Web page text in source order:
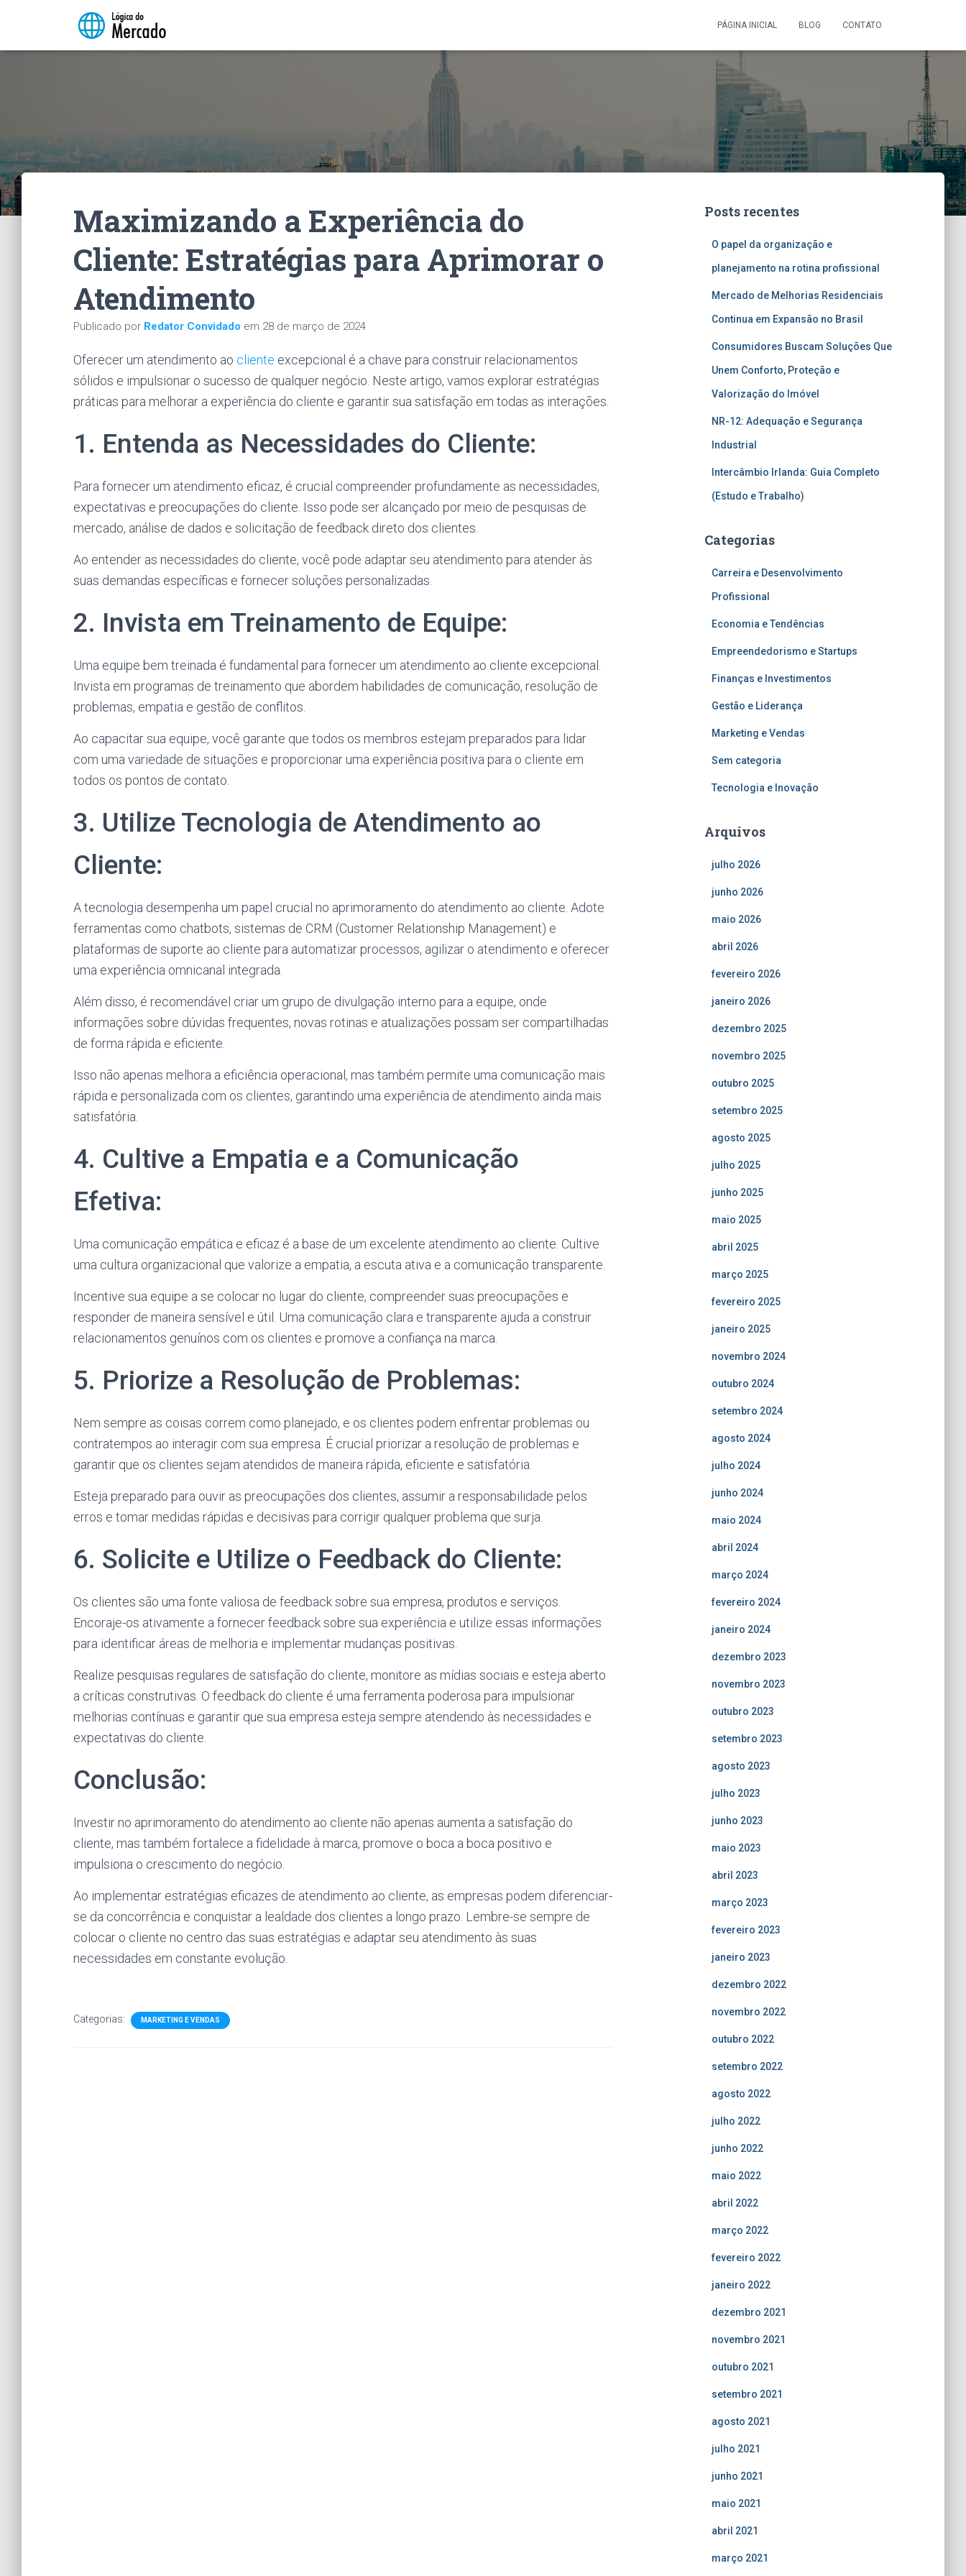
PÁGINA INICIAL BLOG CONTATO
Maximizando a Experiência do
Cliente: Estratégias para Aprimorar o
Atendimento
Publicado por Redator Convidado em 28 de março de 2024
Oferecer um atendimento ao cliente excepcional é a chave para construir relacionamentos
sólidos e impulsionar o sucesso de qualquer negócio. Neste artigo, vamos explorar estratégias
práticas para melhorar a experiência do cliente e garantir sua satisfação em todas as interações.
1. Entenda as Necessidades do Cliente:
Para fornecer um atendimento eficaz, é crucial compreender profundamente as necessidades,
expectativas e preocupações do cliente. Isso pode ser alcançado por meio de pesquisas de
mercado, análise de dados e solicitação de feedback direto dos clientes.
Ao entender as necessidades do cliente, você pode adaptar seu atendimento para atender às
suas demandas específicas e fornecer soluções personalizadas.
2. Invista em Treinamento de Equipe:
Uma equipe bem treinada é fundamental para fornecer um atendimento ao cliente excepcional.
Invista em programas de treinamento que abordem habilidades de comunicação, resolução de
problemas, empatia e gestão de conflitos.
Ao capacitar sua equipe, você garante que todos os membros estejam preparados para lidar
com uma variedade de situações e proporcionar uma experiência positiva para o cliente em
todos os pontos de contato.
3. Utilize Tecnologia de Atendimento ao
Cliente:
A tecnologia desempenha um papel crucial no aprimoramento do atendimento ao cliente. Adote
ferramentas como chatbots, sistemas de CRM (Customer Relationship Management) e
plataformas de suporte ao cliente para automatizar processos, agilizar o atendimento e oferecer
uma experiência omnicanal integrada.
Além disso, é recomendável criar um grupo de divulgação interno para a equipe, onde
informações sobre dúvidas frequentes, novas rotinas e atualizações possam ser compartilhadas
de forma rápida e eficiente.
Isso não apenas melhora a eficiência operacional, mas também permite uma comunicação mais
rápida e personalizada com os clientes, garantindo uma experiência de atendimento ainda mais
satisfatória.
4. Cultive a Empatia e a Comunicação
Efetiva:
Uma comunicação empática e eficaz é a base de um excelente atendimento ao cliente. Cultive
uma cultura organizacional que valorize a empatia, a escuta ativa e a comunicação transparente.
Incentive sua equipe a se colocar no lugar do cliente, compreender suas preocupações e
responder de maneira sensível e útil. Uma comunicação clara e transparente ajuda a construir
relacionamentos genuínos com os clientes e promove a confiança na marca.
5. Priorize a Resolução de Problemas:
Nem sempre as coisas correm como planejado, e os clientes podem enfrentar problemas ou
contratempos ao interagir com sua empresa. É crucial priorizar a resolução de problemas e
garantir que os clientes sejam atendidos de maneira rápida, eficiente e satisfatória.
Esteja preparado para ouvir as preocupações dos clientes, assumir a responsabilidade pelos
erros e tomar medidas rápidas e decisivas para corrigir qualquer problema que surja.
6. Solicite e Utilize o Feedback do Cliente:
Os clientes são uma fonte valiosa de feedback sobre sua empresa, produtos e serviços.
Encoraje-os ativamente a fornecer feedback sobre sua experiência e utilize essas informações
para identificar áreas de melhoria e implementar mudanças positivas.
Realize pesquisas regulares de satisfação do cliente, monitore as mídias sociais e esteja aberto
a críticas construtivas. O feedback do cliente é uma ferramenta poderosa para impulsionar
melhorias contínuas e garantir que sua empresa esteja sempre atendendo às necessidades e
expectativas do cliente.
Conclusão:
Investir no aprimoramento do atendimento ao cliente não apenas aumenta a satisfação do
cliente, mas também fortalece a fidelidade à marca, promove o boca a boca positivo e
impulsiona o crescimento do negócio.
Ao implementar estratégias eficazes de atendimento ao cliente, as empresas podem diferenciar-
se da concorrência e conquistar a lealdade dos clientes a longo prazo. Lembre-se sempre de
colocar o cliente no centro das suas estratégias e adaptar seu atendimento às suas
necessidades em constante evolução.
Categorias: MARKETING E VENDAS
Posts recentes
O papel da organização e
planejamento na rotina profissional
Mercado de Melhorias Residenciais
Continua em Expansão no Brasil
Consumidores Buscam Soluções Que
Unem Conforto, Proteção e
Valorização do Imóvel
NR-12: Adequação e Segurança
Industrial
Intercâmbio Irlanda: Guia Completo
(Estudo e Trabalho)
Categorias
Carreira e Desenvolvimento
Profissional
Economia e Tendências
Empreendedorismo e Startups
Finanças e Investimentos
Gestão e Liderança
Marketing e Vendas
Sem categoria
Tecnologia e Inovação
Arquivos
julho 2026
junho 2026
maio 2026
abril 2026
fevereiro 2026
janeiro 2026
dezembro 2025
novembro 2025
outubro 2025
setembro 2025
agosto 2025
julho 2025
junho 2025
maio 2025
abril 2025
março 2025
fevereiro 2025
janeiro 2025
novembro 2024
outubro 2024
setembro 2024
agosto 2024
julho 2024
junho 2024
maio 2024
abril 2024
março 2024
fevereiro 2024
janeiro 2024
dezembro 2023
novembro 2023
outubro 2023
setembro 2023
agosto 2023
julho 2023
junho 2023
maio 2023
abril 2023
março 2023
fevereiro 2023
janeiro 2023
dezembro 2022
novembro 2022
outubro 2022
setembro 2022
agosto 2022
julho 2022
junho 2022
maio 2022
abril 2022
março 2022
fevereiro 2022
janeiro 2022
dezembro 2021
novembro 2021
outubro 2021
setembro 2021
agosto 2021
julho 2021
junho 2021
maio 2021
abril 2021
março 2021